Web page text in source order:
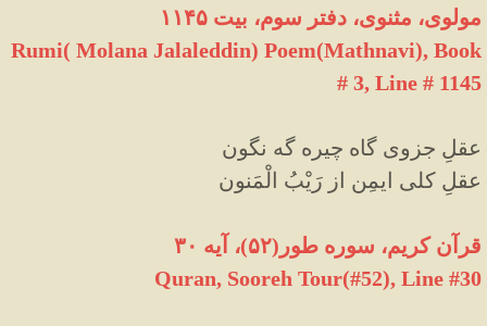
مولوی، مثنوی، دفتر سوم، بیت ۱۱۴۵
Rumi( Molana Jalaleddin) Poem(Mathnavi), Book
# 3, Line # 1145
عقلِ جزوی گاه چیره گه نگون
عقلِ کلی ایمِن از رَیْبُ الْمَنون
قرآن کریم، سوره طور(۵۲)، آیه ۳۰
Quran, Sooreh Tour(#52), Line #30